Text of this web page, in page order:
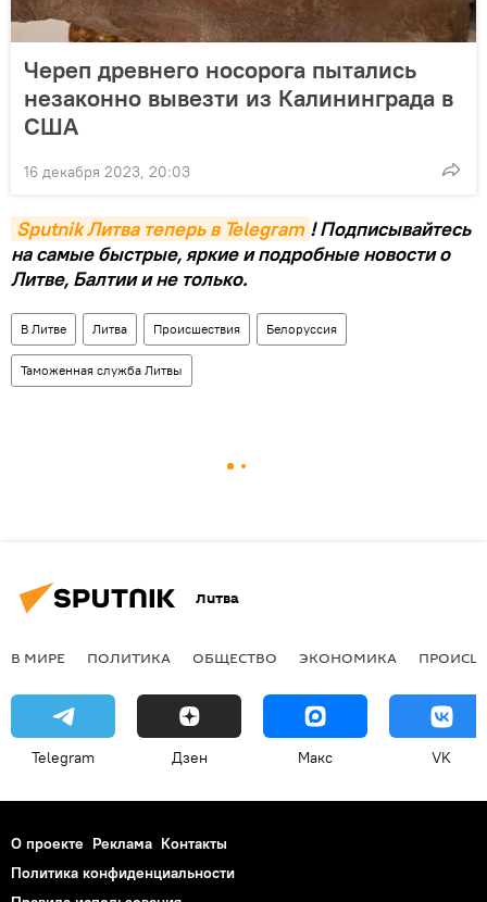
Череп древнего носорога пытались
незаконно вывезти из Калининграда в
США
16 декабря 2023, 20:03
Sputnik Литва теперь в Telegram ! Подписывайтесь
на самые быстрые, яркие и подробные новости о
Литве, Балтии и не только.
В Литве Литва Происшествия Белоруссия
Таможенная служба Литвы
Литва
В МИРЕ ПОЛИТИКА ОБЩЕСТВО ЭКОНОМИКА
Telegram Дзен Макс VK
О проекте Реклама Контакты
Политика конфиденциальности